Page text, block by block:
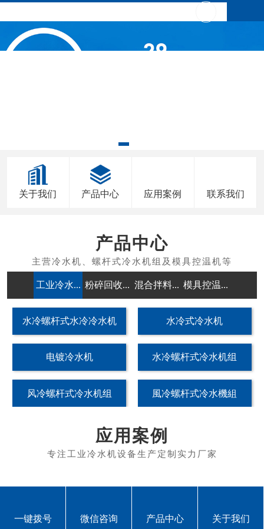
关于我们 产品中心 应用案例 联系我们
产品中心
工业冷水... 粉碎回收... 混合拌料... 模具控温...
水冷螺杆式水冷冷水机 水冷式冷水机
电镀冷水机 水冷螺杆式冷水机组
风冷螺杆式冷水机组 風冷螺杆式冷水機組
应用案例
一键拨号 微信咨询 产品中心 关于我们